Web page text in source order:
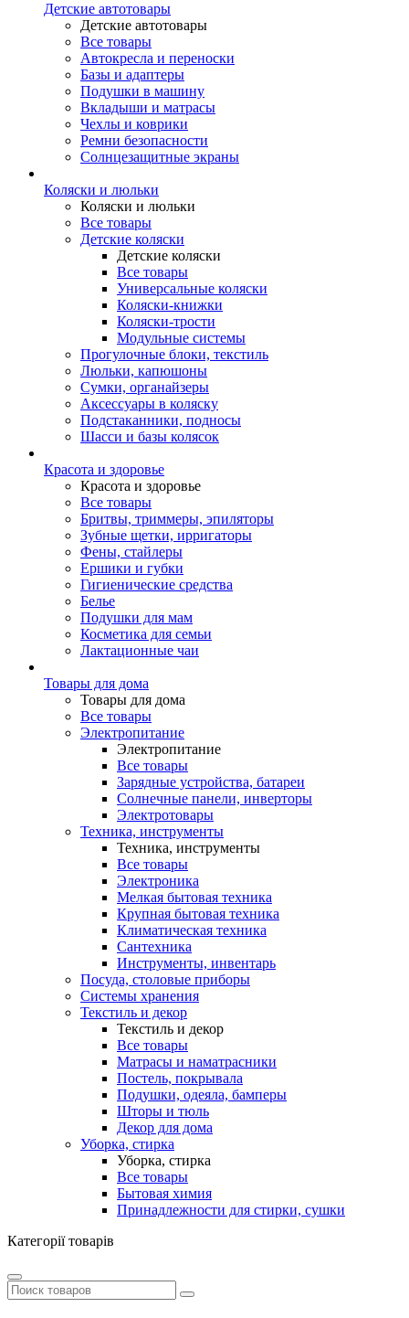
Детские автотовары
Детские автотовары
Все товары
Автокресла и переноски
Базы и адаптеры
Подушки в машину
Вкладыши и матрасы
Чехлы и коврики
Ремни безопасности
Солнцезащитные экраны
Коляски и люльки
Коляски и люльки
Все товары
Детские коляски
Детские коляски
Все товары
Универсальные коляски
Коляски-книжки
Коляски-трости
Модульные системы
Прогулочные блоки, текстиль
Люльки, капюшоны
Сумки, органайзеры
Аксессуары в коляску
Подстаканники, подносы
Шасси и базы колясок
Красота и здоровье
Красота и здоровье
Все товары
Бритвы, триммеры, эпиляторы
Зубные щетки, ирригаторы
Фены, стайлеры
Ершики и губки
Гигиенические средства
Белье
Подушки для мам
Косметика для семьи
Лактационные чаи
Товары для дома
Товары для дома
Все товары
Электропитание
Электропитание
Все товары
Зарядные устройства, батареи
Солнечные панели, инверторы
Электротовары
Техника, инструменты
Техника, инструменты
Все товары
Электроника
Мелкая бытовая техника
Крупная бытовая техника
Климатическая техника
Сантехника
Инструменты, инвентарь
Посуда, столовые приборы
Системы хранения
Текстиль и декор
Текстиль и декор
Все товары
Матрасы и наматрасники
Постель, покрывала
Подушки, одеяла, бамперы
Шторы и тюль
Декор для дома
Уборка, стирка
Уборка, стирка
Все товары
Бытовая химия
Принадлежности для стирки, сушки
Категорії товарів